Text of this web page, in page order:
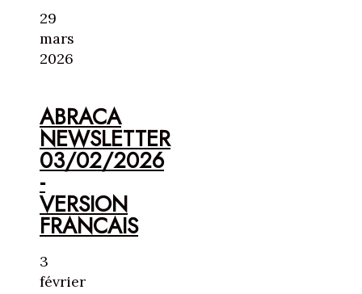
29
mars
2026
ABRACA
NEWSLETTER
03/02/2026
-
VERSION
FRANCAIS
3
février